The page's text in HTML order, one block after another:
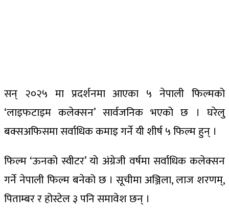
सन् २०२५ मा प्रदर्शनमा आएका ५ नेपाली फिल्मको
‘लाइफटाइम कलेक्सन’ सार्वजनिक भएको छ । घरेलु
बक्सअफिसमा सर्वाधिक कमाइ गर्ने यी शीर्ष ५ फिल्म हुन् ।
फिल्म ‘ऊनको स्वीटर’ यो अंग्रेजी वर्षमा सर्वाधिक कलेक्सन
गर्ने नेपाली फिल्म बनेको छ । सूचीमा अञ्जिला, लाज शरणम्,
पिताम्बर र होस्टेल ३ पनि समावेश छन् ।